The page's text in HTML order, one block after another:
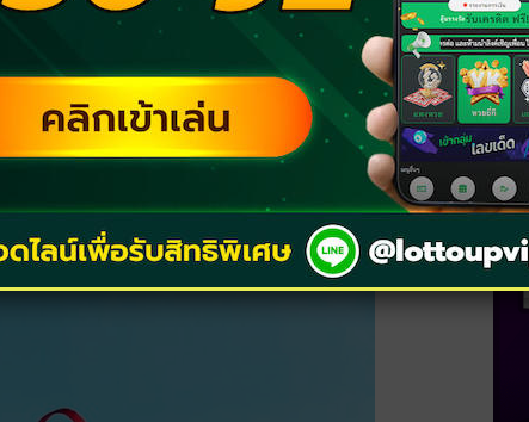
มารถผ่านมันไปได้ รายจ่ายที่คั่งค้างอยู่ก็จะ
นี้อาจจะยังไม่ปังทั้งคนมีคู่ และคนโสด รอกันสัก
ง สีชมพู สีฟ้า สีเขียว
สีเหลือง
เงิน